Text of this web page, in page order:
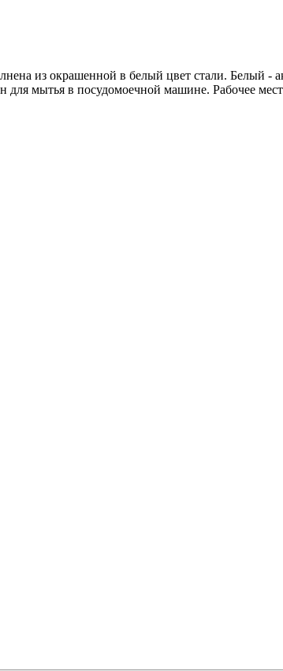
из окрашенной в белый цвет стали. Белый -
мытья в посудомоечной машине. Рабочее